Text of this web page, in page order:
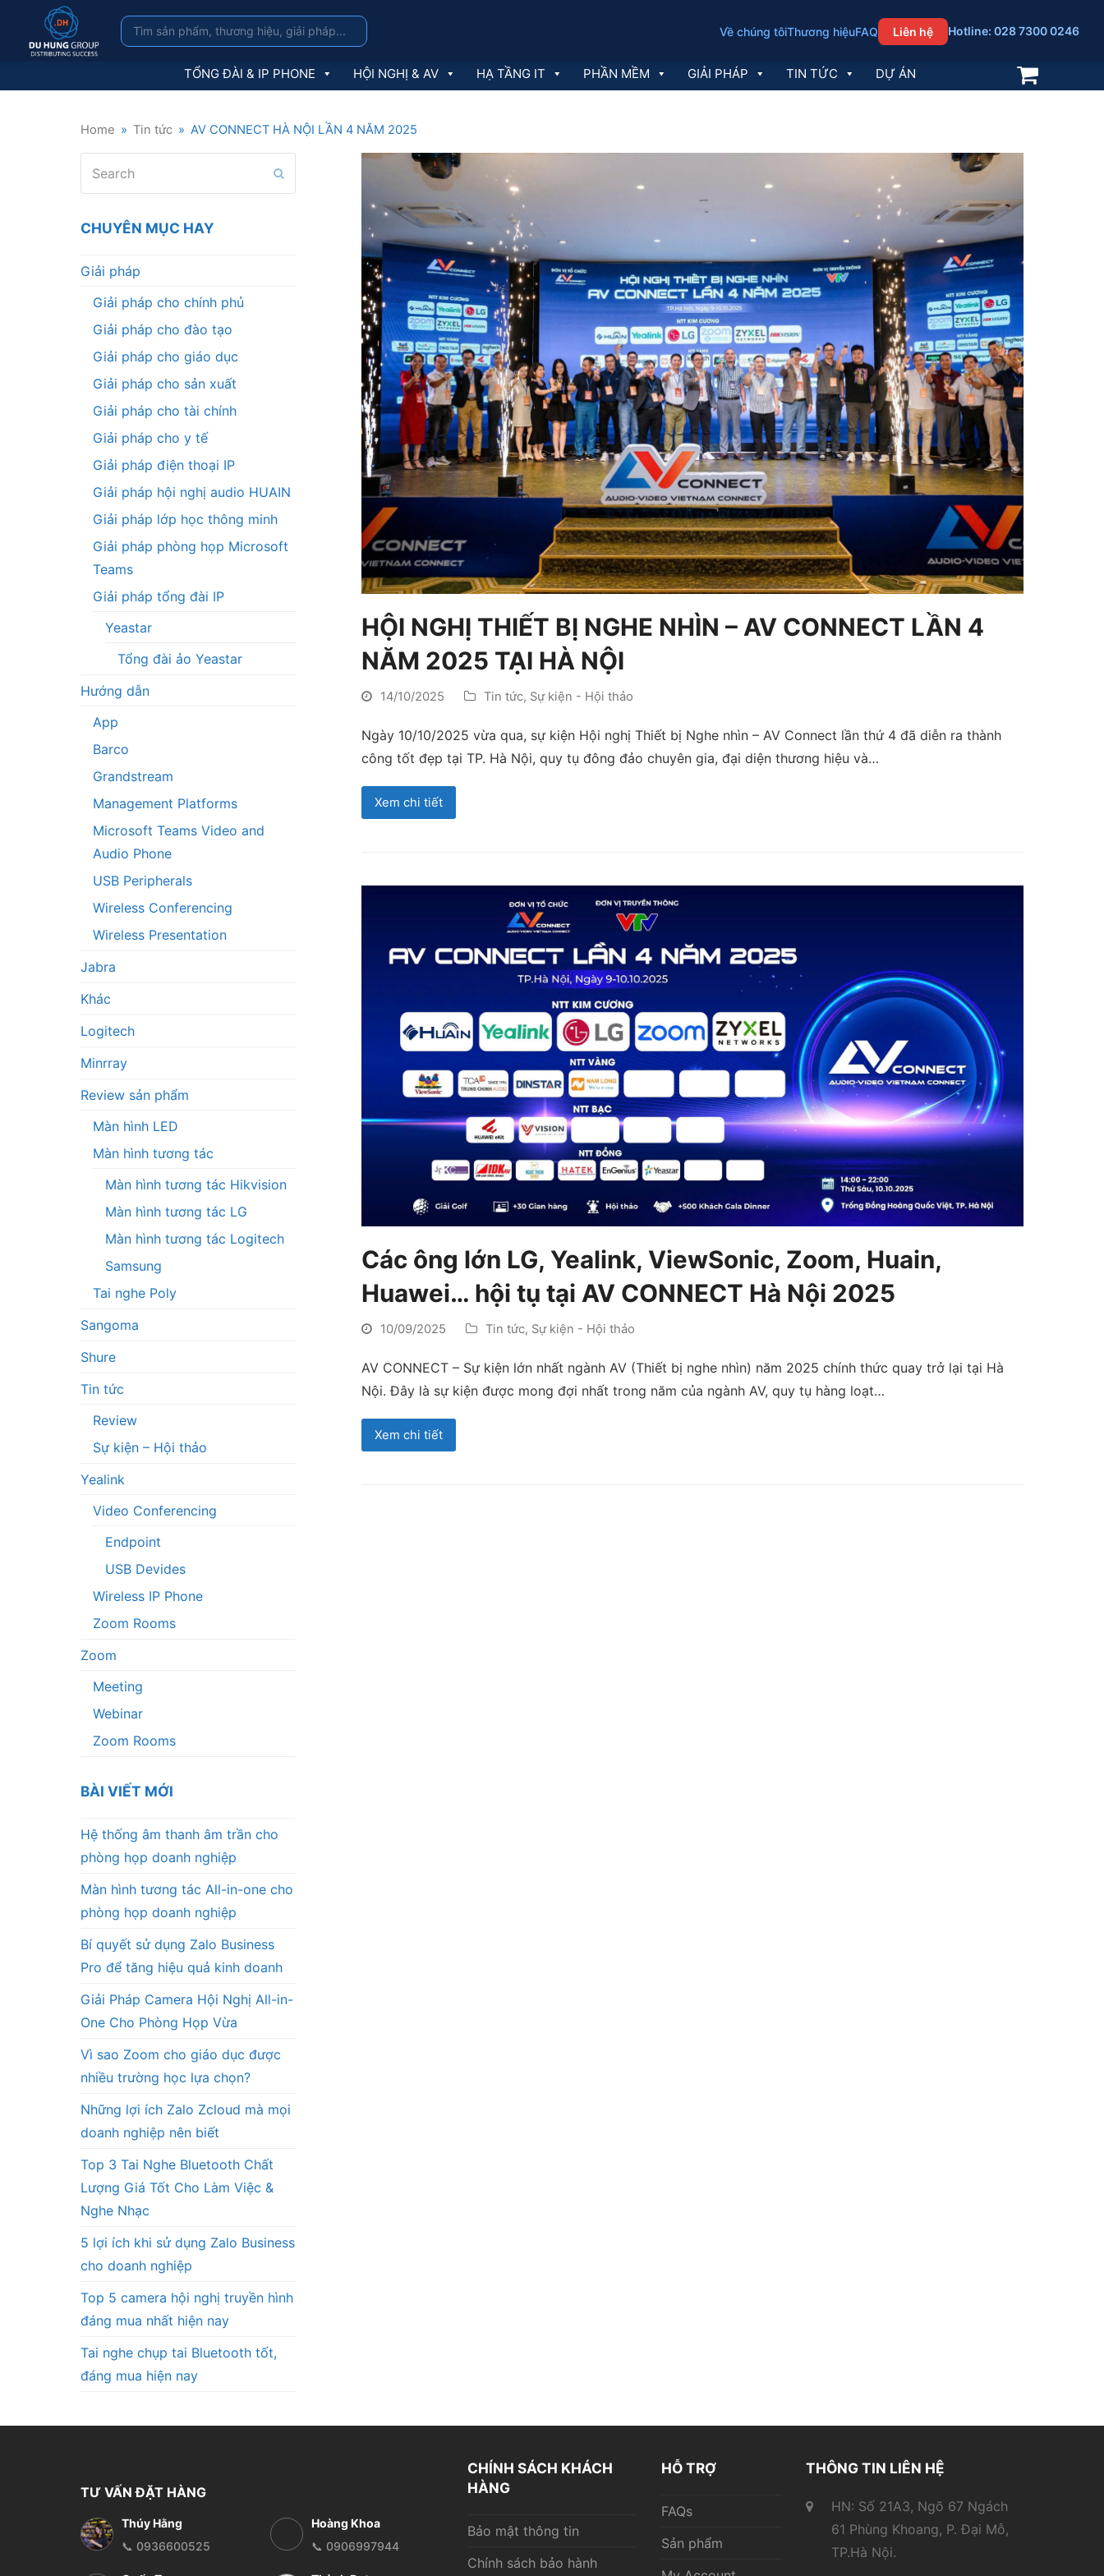
Về chúng tôiThương hiệuFAQ Liên hệ Hotline: 028 7300 0246
TỔNG ĐÀI & IP PHONE HỘI NGHỊ & AV HẠ TẦNG IT PHẦN MỀM GIẢI PHÁP TIN TỨC DỰ ÁN
Home » Tin tức » AV CONNECT HÀ NỘI LẦN 4 NĂM 2025
HỘI NGHỊ THIẾT BỊ NGHE NHÌN – AV CONNECT LẦN 4
NĂM 2025 TẠI HÀ NỘI
14/10/2025 Tin tức, Sự kiện - Hội thảo
Ngày 10/10/2025 vừa qua, sự kiện Hội nghị Thiết bị Nghe nhìn – AV Connect lần thứ 4 đã diễn ra thành
công tốt đẹp tại TP. Hà Nội, quy tụ đông đảo chuyên gia, đại diện thương hiệu và…
Xem chi tiết
Các ông lớn LG, Yealink, ViewSonic, Zoom, Huain,
Huawei… hội tụ tại AV CONNECT Hà Nội 2025
10/09/2025 Tin tức, Sự kiện - Hội thảo
AV CONNECT – Sự kiện lớn nhất ngành AV (Thiết bị nghe nhìn) năm 2025 chính thức quay trở lại tại Hà
Nội. Đây là sự kiện được mong đợi nhất trong năm của ngành AV, quy tụ hàng loạt…
Xem chi tiết
CHUYÊN MỤC HAY
Giải pháp
Giải pháp cho chính phủ
Giải pháp cho đào tạo
Giải pháp cho giáo dục
Giải pháp cho sản xuất
Giải pháp cho tài chính
Giải pháp cho y tế
Giải pháp điện thoại IP
Giải pháp hội nghị audio HUAIN
Giải pháp lớp học thông minh
Giải pháp phòng họp Microsoft
Teams
Giải pháp tổng đài IP
Yeastar
Tổng đài ảo Yeastar
Hướng dẫn
App
Barco
Grandstream
Management Platforms
Microsoft Teams Video and
Audio Phone
USB Peripherals
Wireless Conferencing
Wireless Presentation
Jabra
Khác
Logitech
Minrray
Review sản phẩm
Màn hình LED
Màn hình tương tác
Màn hình tương tác Hikvision
Màn hình tương tác LG
Màn hình tương tác Logitech
Samsung
Tai nghe Poly
Sangoma
Shure
Tin tức
Review
Sự kiện – Hội thảo
Yealink
Video Conferencing
Endpoint
USB Devides
Wireless IP Phone
Zoom Rooms
Zoom
Meeting
Webinar
Zoom Rooms
BÀI VIẾT MỚI
Hệ thống âm thanh âm trần cho
phòng họp doanh nghiệp
Màn hình tương tác All-in-one cho
phòng họp doanh nghiệp
Bí quyết sử dụng Zalo Business
Pro để tăng hiệu quả kinh doanh
Giải Pháp Camera Hội Nghị All-in-
One Cho Phòng Họp Vừa
Vì sao Zoom cho giáo dục được
nhiều trường học lựa chọn?
Những lợi ích Zalo Zcloud mà mọi
doanh nghiệp nên biết
Top 3 Tai Nghe Bluetooth Chất
Lượng Giá Tốt Cho Làm Việc &
Nghe Nhạc
5 lợi ích khi sử dụng Zalo Business
cho doanh nghiệp
Top 5 camera hội nghị truyền hình
đáng mua nhất hiện nay
Tai nghe chụp tai Bluetooth tốt,
đáng mua hiện nay
TƯ VẤN ĐẶT HÀNG
Thúy Hằng
📞 0936600525
Hoàng Khoa
📞 0906997944
CHÍNH SÁCH KHÁCH
HÀNG
Bảo mật thông tin
Chính sách bảo hành
HỖ TRỢ
FAQs
Sản phẩm
THÔNG TIN LIÊN HỆ
HN: Số 21A3, Ngõ 67 Ngách
61 Phùng Khoang, P. Đại Mỗ,
TP.Hà Nội.